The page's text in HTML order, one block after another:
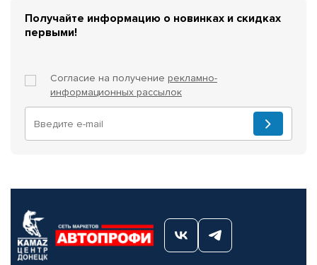
Получайте информацию о новинках и скидках
первыми!
Согласие на получение рекламно-
информационных рассылок